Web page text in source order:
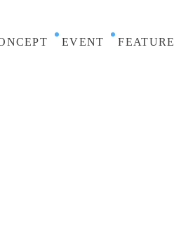
EVENT FEATURE